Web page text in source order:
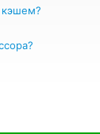
кэшем?